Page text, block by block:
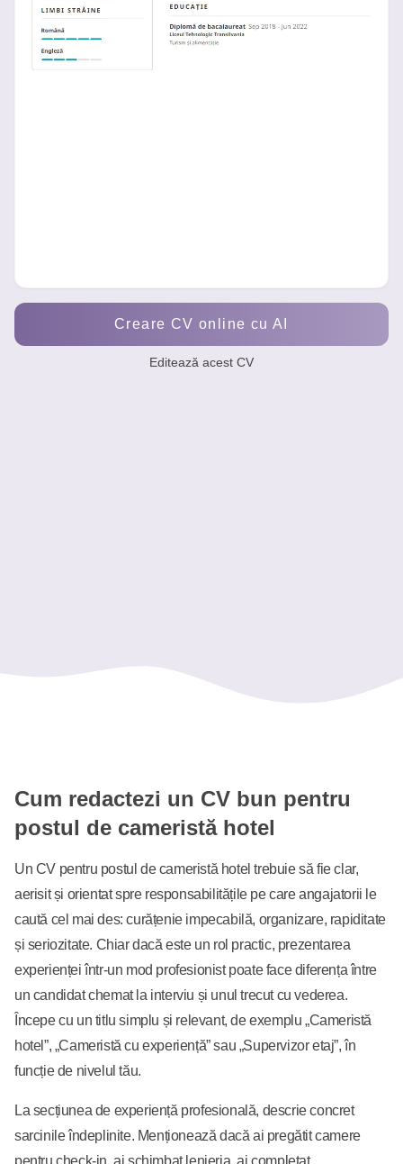
Creare CV online cu AI
Editează acest CV
Cum redactezi un CV bun pentru
postul de cameristă hotel
Un CV pentru postul de cameristă hotel trebuie să fie clar,
aerisit și orientat spre responsabilitățile pe care angajatorii le
caută cel mai des: curățenie impecabilă, organizare, rapiditate
și seriozitate. Chiar dacă este un rol practic, prezentarea
experienței într-un mod profesionist poate face diferența între
un candidat chemat la interviu și unul trecut cu vederea.
Începe cu un titlu simplu și relevant, de exemplu „Cameristă
hotel”, „Cameristă cu experiență” sau „Supervizor etaj”, în
funcție de nivelul tău.
La secțiunea de experiență profesională, descrie concret
sarcinile îndeplinite. Menționează dacă ai pregătit camere
pentru check-in, ai schimbat lenjeria, ai completat